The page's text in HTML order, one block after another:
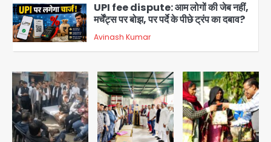
5
UPI fee dispute: आम लोगों की जेब नहीं,
मर्चेंट्स पर बोझ, पर पर्दे के पीछे ट्रंप का दबाव?
Avinash Kumar
1
Noida Bal Bharati School
Notice: सेक्टर-21 के बाल भारती स्कूल में
बिना खिड़की-वेंटिलेशन बेसमेंट में चल रही थी
8वीं की क्लास, NCPCR की शिकायत पर
भेजा नोटिस
Avinash Kumar
Rahul Gandhi Prayagraj Visit: